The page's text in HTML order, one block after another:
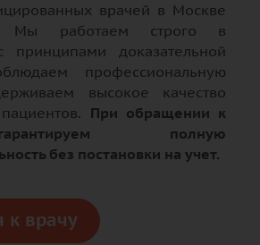
врачей в Москве
Мы работаем строго в
принципами доказательной
профессиональную
высокое качество
При обращении к
полную
без постановки на учет.
к врачу